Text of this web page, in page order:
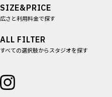
SIZE&PRICE
広さと利用料金で探す
ALL FILTER
すべての選択肢からスタジオを探す